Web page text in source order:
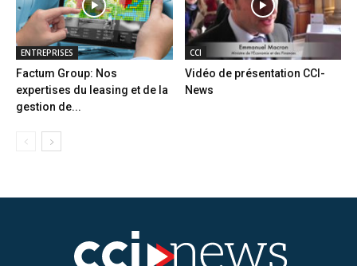
ENTREPRISES
Factum Group: Nos
expertises du leasing et de la
gestion de...
CCI
Vidéo de présentation CCI-
News